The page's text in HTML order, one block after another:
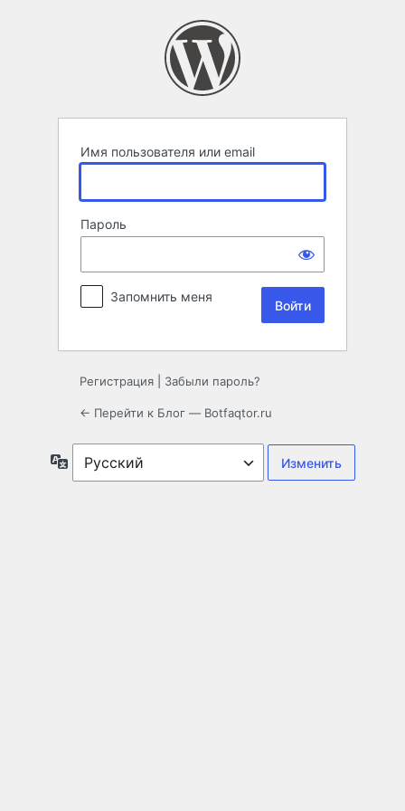
Имя пользователя или email
Пароль
Запомнить меня
Регистрация Забыли пароль?
← Перейти к Блог — Botfaqtor.ru
Язык